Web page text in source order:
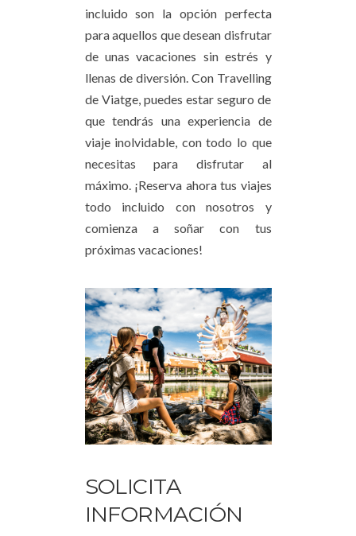
incluido son la opción perfecta
para aquellos que desean disfrutar
de unas vacaciones sin estrés y
llenas de diversión. Con Travelling
de Viatge, puedes estar seguro de
que tendrás una experiencia de
viaje inolvidable, con todo lo que
necesitas para disfrutar al
máximo. ¡Reserva ahora tus viajes
todo incluido con nosotros y
comienza a soñar con tus
próximas vacaciones!
SOLICITA
INFORMACIÓN